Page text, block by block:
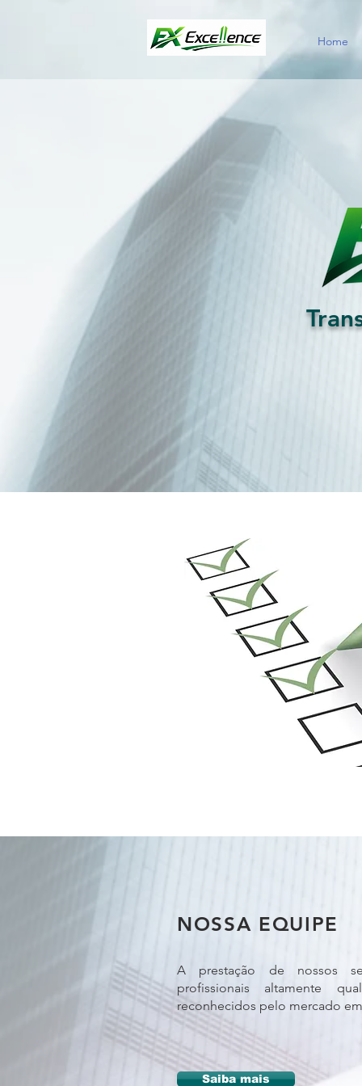
Home
NOSSA EQUIPE
A prestação de nossos
profissionais altamente
reconhecidos pelo mercado
Saiba mais